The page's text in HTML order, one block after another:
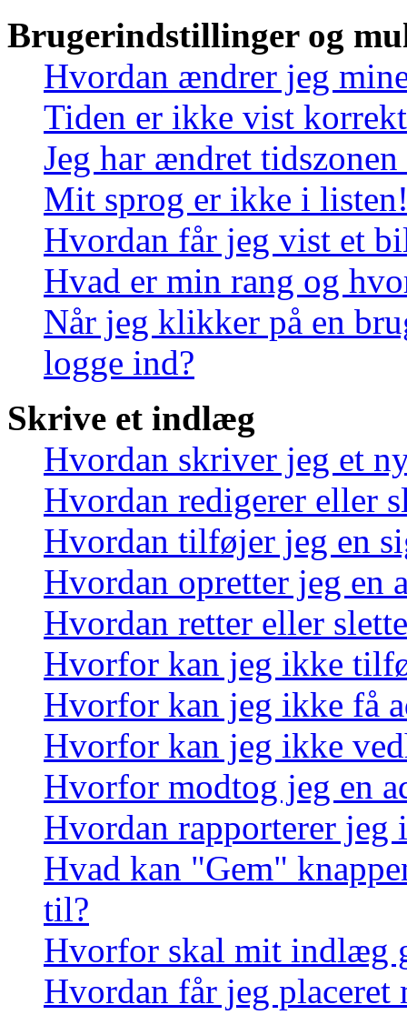
Brugerindstillinger og
Hvordan ændrer jeg
Tiden er ikke vist
Jeg har ændret
Mit sprog er ikke i
Hvordan får jeg vist et
Hvad er min rang og
Når jeg klikker på en
logge ind?
Skrive et indlæg
Hvordan skriver jeg et
Hvordan redigerer eller
Hvordan tilføjer jeg en
Hvordan opretter jeg en
Hvordan retter eller
Hvorfor kan jeg ikke
Hvorfor kan jeg ikke få
Hvorfor kan jeg ikke
Hvorfor modtog jeg en
Hvordan rapporterer
Hvad kan "Gem"
til?
Hvorfor skal mit indlæg
Hvordan får jeg placeret